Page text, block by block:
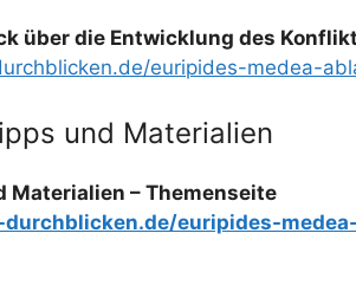
über die Entwicklung des
euripides-medea-
und Materialien
Materialien – Themenseite
euripides-